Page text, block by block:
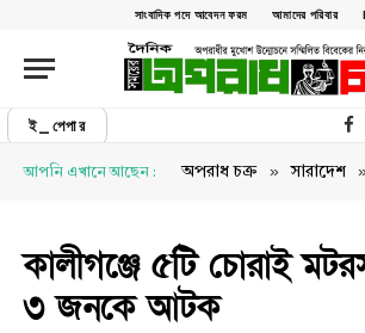
সাংবাদিক পদে আবেদন ফরম আমাদের পরিবার
ই_পেপার
আপনি এখানে আছেন : অপরাধ চক্র » সারাদেশ
কালীগঞ্জে ৫টি চোরাই
৩ জনকে আটক